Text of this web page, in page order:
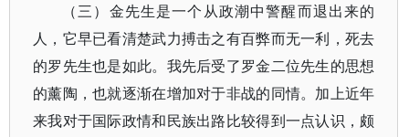
（三）金先生是一个从政潮中警醒而退出来的
人，它早已看清楚武力搏击之有百弊而无一利，死去
的罗先生也是如此。我先后受了罗金二位先生的思想
的薰陶，也就逐渐在增加对于非战的同情。加上近年
来我对于国际政情和民族出路比较得到一点认识，颇